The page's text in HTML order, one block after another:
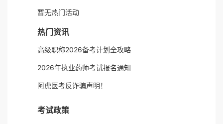
暂无热门活动
热门资讯
高级职称2026备考计划全攻略
2026年执业药师考试报名通知
阿虎医考反诈骗声明！
考试政策